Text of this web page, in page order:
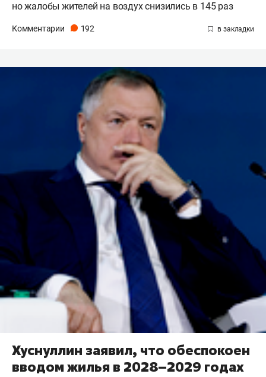
но жалобы жителей на воздух снизились в 145 раз
Комментарии 192
Хуснуллин заявил, что обеспокоен
вводом жилья в 2028–2029 годах